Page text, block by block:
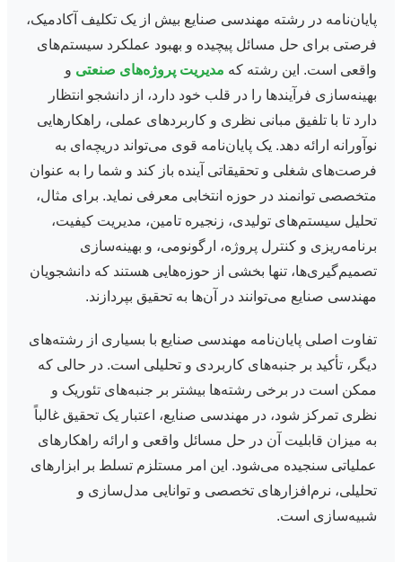
پایان‌نامه در رشته مهندسی صنایع بیش از یک تکلیف آکادمیک،
فرصتی برای حل مسائل پیچیده و بهبود عملکرد سیستم‌های
واقعی است. این رشته که مدیریت پروژه‌های صنعتی و
بهینه‌سازی فرآیندها را در قلب خود دارد، از دانشجو انتظار
دارد تا با تلفیق مبانی نظری و کاربردهای عملی، راهکارهایی
نوآورانه ارائه دهد. یک پایان‌نامه قوی می‌تواند دریچه‌ای به
فرصت‌های شغلی و تحقیقاتی آینده باز کند و شما را به عنوان
متخصصی توانمند در حوزه انتخابی معرفی نماید. برای مثال،
تحلیل سیستم‌های تولیدی، زنجیره تامین، مدیریت کیفیت،
برنامه‌ریزی و کنترل پروژه، ارگونومی، و بهینه‌سازی
تصمیم‌گیری‌ها، تنها بخشی از حوزه‌هایی هستند که دانشجویان
مهندسی صنایع می‌توانند در آن‌ها به تحقیق بپردازند.
تفاوت اصلی پایان‌نامه مهندسی صنایع با بسیاری از رشته‌های
دیگر، تأکید بر جنبه‌های کاربردی و تحلیلی است. در حالی که
ممکن است در برخی رشته‌ها بیشتر بر جنبه‌های تئوریک و
نظری تمرکز شود، در مهندسی صنایع، اعتبار یک تحقیق غالباً
به میزان قابلیت آن در حل مسائل واقعی و ارائه راهکارهای
عملیاتی سنجیده می‌شود. این امر مستلزم تسلط بر ابزارهای
تحلیلی، نرم‌افزارهای تخصصی و توانایی مدل‌سازی و
شبیه‌سازی است.